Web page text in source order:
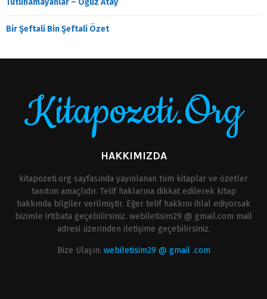
Tutunamayanlar – Oğuz Atay
Bir Şeftali Bin Şeftali Özet
Kitapozeti.Org
HAKKIMIZDA
kitapozeti.org sayfasında yayınlanan tüm kitaplar ve özetler
tanıtım amaçlıdır. Telif haklarına dikkat edilerek kitap
hakkında bilgiler verilmiştir. Eğer telif hakkını ihlal ediyorsak
bizimle irtibata geçebilirsiniz. webiletisim29 @ gmail.com mail
adresi üzerinden iletişime geçebilirsiniz.
Bize Ulaşın: webiletisim29 @ gmail .com